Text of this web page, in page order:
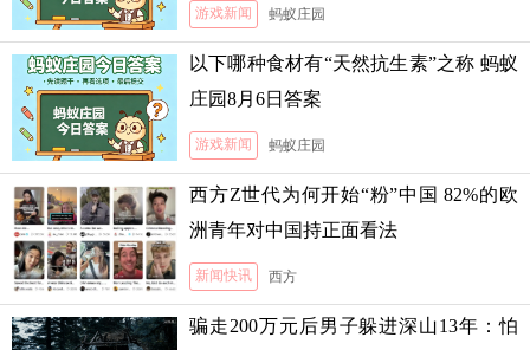
游戏新闻 蚂蚁庄园
以下哪种食材有“天然抗生素”之称 蚂蚁
庄园8月6日答案
游戏新闻 蚂蚁庄园
西方Z世代为何开始“粉”中国 82%的欧
洲青年对中国持正面看法
新闻快讯 西方
骗走200万元后男子躲进深山13年：怕